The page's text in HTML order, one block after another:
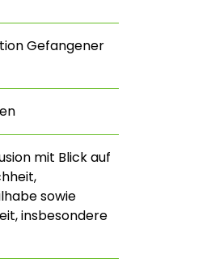
Gefangener
mit Blick auf
sowie
insbesondere